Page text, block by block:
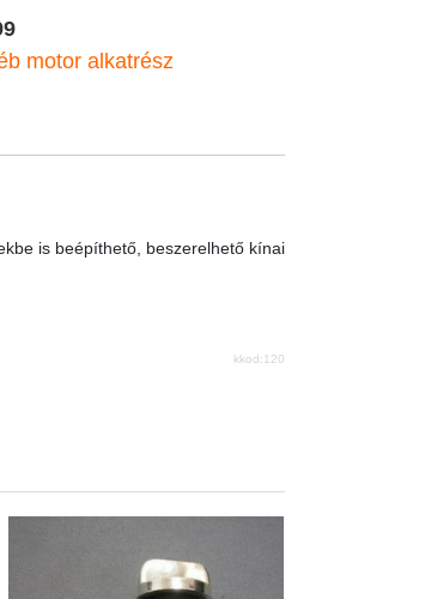
motor alkatrész
is beépíthető, beszerelhető kínai
kkod:120